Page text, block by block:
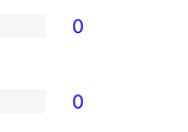
0
0